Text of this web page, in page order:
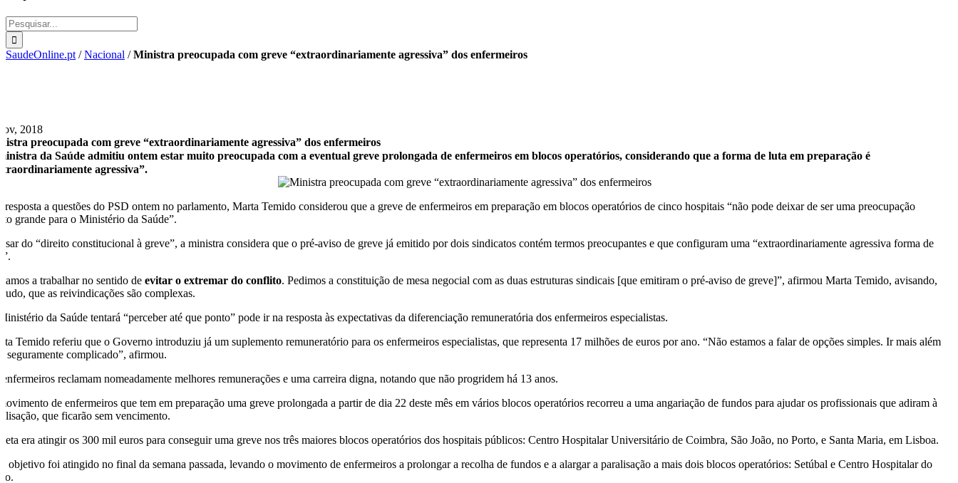
Pesquisar
SaudeOnline.pt /Nacional /Ministra preocupada com greve “extraordinariamente agressiva” dos enfermeiros
2018
preocupada com greve “extraordinariamente agressiva” dos enfermeiros
da Saúde admitiu ontem estar muito preocupada com a eventual greve prolongada de enfermeiros em blocos operatórios, considerando que a forma de luta em preparação é
agressiva”.
resposta a questões do PSD ontem no parlamento, Marta Temido considerou que a greve de enfermeiros em preparação em blocos operatórios de cinco hospitais “não pode deixar de ser uma preocupação
grande para o Ministério da Saúde”.
do “direito constitucional à greve”, a ministra considera que o pré-aviso de greve já emitido por dois sindicatos contém termos preocupantes e que configuram uma “extraordinariamente agressiva forma de
a trabalhar no sentido deevitar o extremar do conflito. Pedimos a constituição de mesa negocial com as duas estruturas sindicais [que emitiram o pré-aviso de greve]”, afirmou Marta Temido, avisando,
que as reivindicações são complexas.
da Saúde tentará “perceber até que ponto” pode ir na resposta às expectativas da diferenciação remuneratória dos enfermeiros especialistas.
Temido referiu que o Governo introduziu já um suplemento remuneratório para os enfermeiros especialistas, que representa 17 milhões de euros por ano. “Não estamos a falar de opções simples. Ir mais além
seguramente complicado”, afirmou.
enfermeiros reclamam nomeadamente melhores remunerações e uma carreira digna, notando que não progridem há 13 anos.
de enfermeiros que tem em preparação uma greve prolongada a partir de dia 22 deste mês em vários blocos operatórios recorreu a uma angariação de fundos para ajudar os profissionais que adiram à
que ficarão sem vencimento.
era atingir os 300 mil euros para conseguir uma greve nos três maiores blocos operatórios dos hospitais públicos: Centro Hospitalar Universitário de Coimbra, São João, no Porto, e Santa Maria, em Lisboa.
objetivo foi atingido no final da semana passada, levando o movimento de enfermeiros a prolongar a recolha de fundos e a alargar a paralisação a mais dois blocos operatórios: Setúbal e Centro Hospitalar do